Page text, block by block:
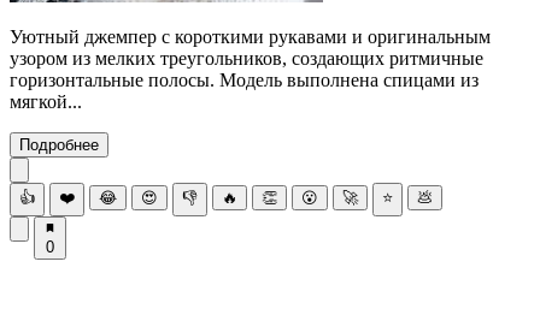
Уютный джемпер с короткими рукавами и оригинальным
узором из мелких треугольников, создающих ритмичные
горизонтальные полосы. Модель выполнена спицами из
мягкой...
Подробнее
👍 ❤️ 😂 😍 👎 🔥 👏 😮 🚀 ⭐ 💩
0